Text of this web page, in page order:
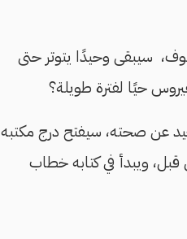
سيبقى وحيدًا يتوتر حتى
حيًا لفترة طويلة؟
عن صحته، سيفتح درج مكتبه
ويبدأ في كتابه خطاب